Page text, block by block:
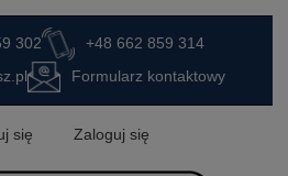
302
+48 662 859 314
Formularz kontaktowy
się Zaloguj się